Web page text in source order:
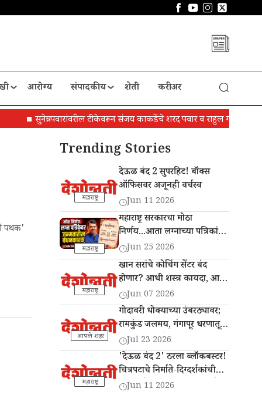
आरोग्य संपादकीय शेती करीअर
सुनेत्रा पवारांवरील टीकेवरून संजय काकडेंचे शरद पवार व राहुल गांधींना पत्र
पथक'
Trending Stories
महाराष्ट्र
देऊळ बंद 2 सुपरहिट! बॉक्स
ऑफिसवर अजूनही वर्चस्व
Jun 11 2026
महाराष्ट्र
महाराष्ट्र सरकारचा मोठा
निर्णय...आता लग्नाच्या पत्रिकांवर
वधू-वर यांची जन्मतारीख छापणे
बंधनकारक
Jun 25 2026
महाराष्ट्र
खान सरांचे कोचिंग सेंटर बंद
होणार? आधी शस्त्र कायदा, आता
कोचिंग इन्स्टिट्यूट अडचणीत?
Jun 07 2026
आपले शहर
गोदावरी धोक्याच्या उंबरठ्यावर;
रामकुंड जलमय, गंगापूर धरणातून
13 हजार क्यूसेक विसर्ग
Jul 23 2026
महाराष्ट्र
'देऊळ बंद 2' ठरला ब्लॉकबस्टर!
चित्रपटाचे निर्माते-दिग्दर्शकांची
'दैनिक देशोन्नती'ला सदिच्छा भेट
Jun 11 2026